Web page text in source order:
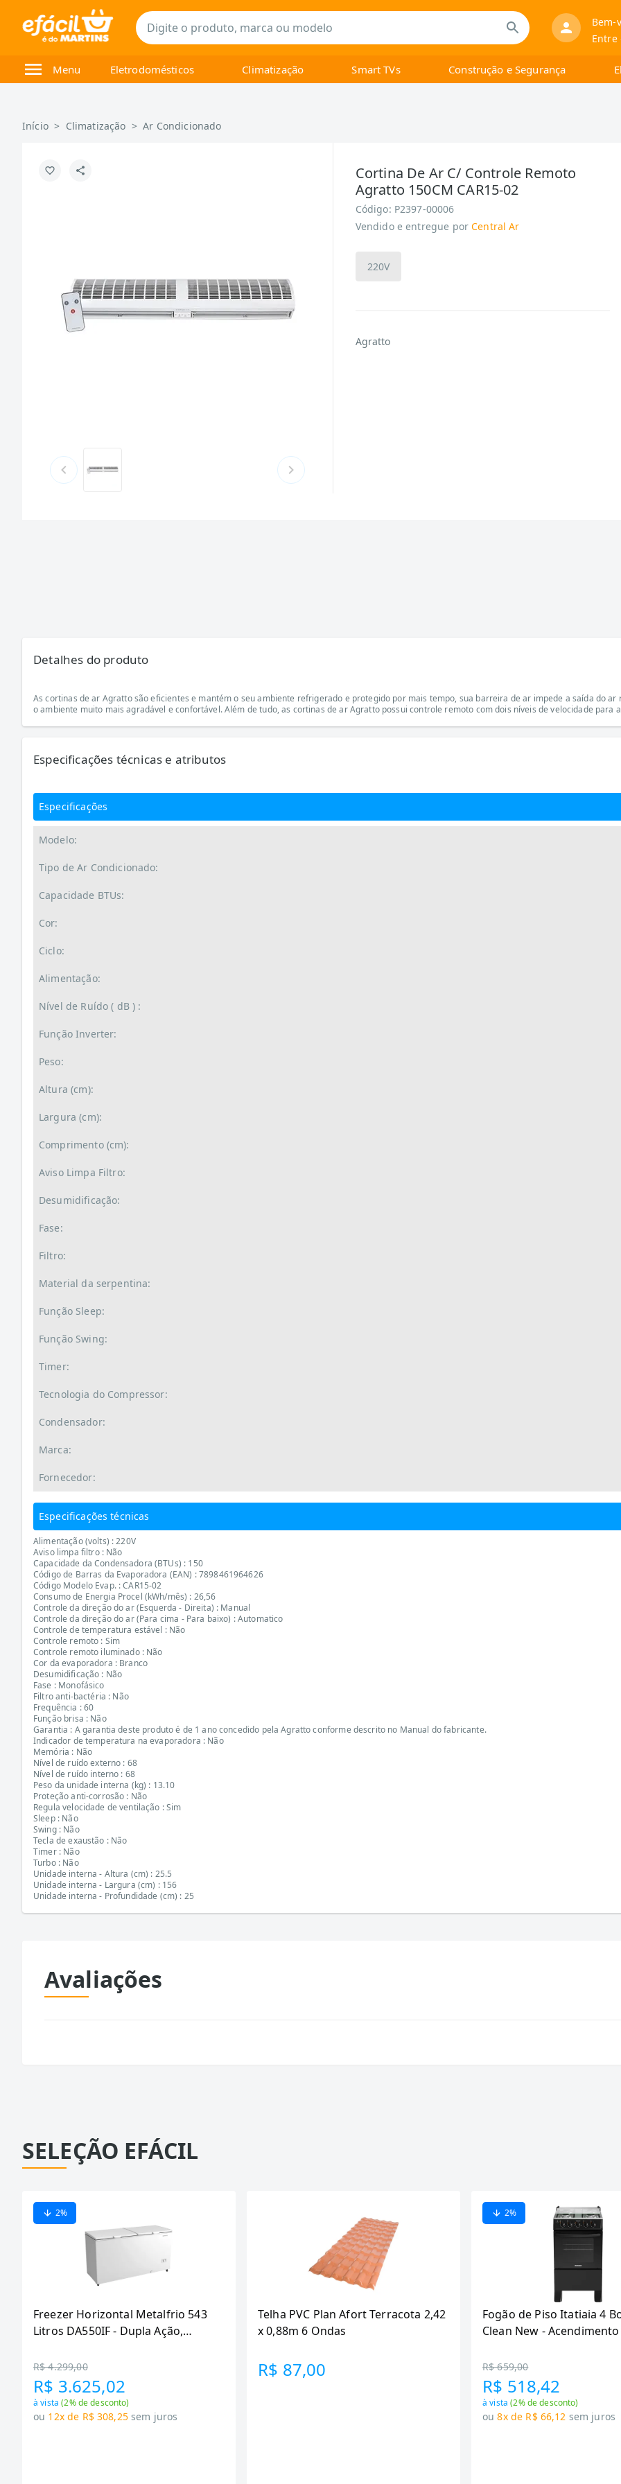
Bem-
Entre
Menu Eletrodomésticos Climatização Smart TVs Construção e Segurança
Início > Climatização >Ar Condicionado
Cortina De Ar C/ Controle Remoto
Agratto 150CM CAR15-02
Código: P2397-00006
Vendido e entregue por Central Ar
220V
Agratto
Detalhes do produto
As cortinas de ar Agratto são eficientes e mantém o seu ambiente refrigerado e protegido por mais tempo, sua barreira de ar impede a saída do
o ambiente muito mais agradável e confortável. Além de tudo, as cortinas de ar Agratto possui controle remoto com dois níveis de velocidade para
Especificações técnicas e atributos
Especificações
Modelo:
Tipo de Ar Condicionado:
Capacidade BTUs:
Cor:
Ciclo:
Alimentação:
Nível de Ruído ( dB ) :
Função Inverter:
Peso:
Altura (cm):
Largura (cm):
Comprimento (cm):
Aviso Limpa Filtro:
Desumidificação:
Fase:
Filtro:
Material da serpentina:
Função Sleep:
Função Swing:
Timer:
Tecnologia do Compressor:
Condensador:
Marca:
Fornecedor:
Especificações técnicas
Alimentação (volts) : 220V
Aviso limpa filtro : Não
Capacidade da Condensadora (BTUs) : 150
Código de Barras da Evaporadora (EAN) : 7898461964626
Código Modelo Evap. : CAR15-02
Consumo de Energia Procel (kWh/mês) : 26,56
Controle da direção do ar (Esquerda - Direita) : Manual
Controle da direção do ar (Para cima - Para baixo) : Automatico
Controle de temperatura estável : Não
Controle remoto : Sim
Controle remoto iluminado : Não
Cor da evaporadora : Branco
Desumidificação : Não
Fase : Monofásico
Filtro anti-bactéria : Não
Frequência : 60
Função brisa : Não
Garantia : A garantia deste produto é de 1 ano concedido pela Agratto conforme descrito no Manual do fabricante.
Indicador de temperatura na evaporadora : Não
Memória : Não
Nível de ruído externo : 68
Nível de ruído interno : 68
Peso da unidade interna (kg) : 13.10
Proteção anti-corrosão : Não
Regula velocidade de ventilação : Sim
Sleep : Não
Swing : Não
Tecla de exaustão : Não
Timer : Não
Turbo : Não
Unidade interna - Altura (cm) : 25.5
Unidade interna - Largura (cm) : 156
Unidade interna - Profundidade (cm) : 25
Avaliações
SELEÇÃO EFÁCIL
2%
Freezer Horizontal Metalfrio 543
Litros DA550IF - Dupla Ação,
R$ 4.299,00
R$ 3.625,02
à vista(2% de desconto)
ou 12x de R$ 308,25 sem juros
Telha PVC Plan Afort Terracota 2,42
x 0,88m 6 Ondas
R$ 87,00
2%
Fogão de Piso Itatiaia 4
Clean New -
R$ 659,00
R$ 518,42
à vista(2% de desconto)
ou 8x de R$ 66,12 sem juros